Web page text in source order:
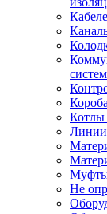
Котлы
Линии
Не